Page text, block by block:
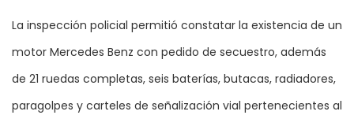
La inspección policial permitió constatar la existencia de un
motor Mercedes Benz con pedido de secuestro, además
de 21 ruedas completas, seis baterías, butacas, radiadores,
paragolpes y carteles de señalización vial pertenecientes al